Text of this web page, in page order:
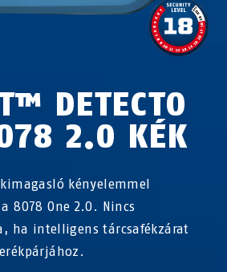
DETECTO
2.0 KÉK
kényelemmel
8078 One 2.0. Nincs
ha intelligens tárcsafékzárat